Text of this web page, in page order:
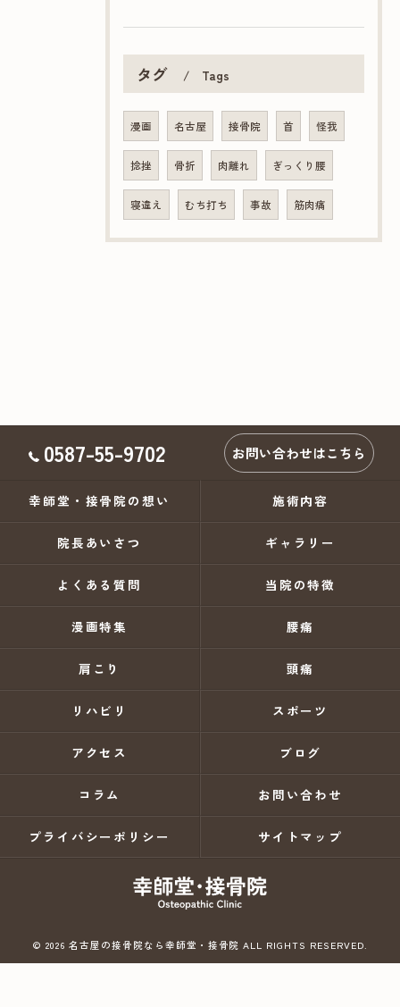
タグ Tags
漫画 名古屋 接骨院 首 怪我
捻挫 骨折 肉離れ ぎっくり腰
寝違え むち打ち 事故 筋肉痛
0587-55-9702 お問い合わせはこちら
幸師堂・接骨院の想い 施術内容
院長あいさつ ギャラリー
よくある質問 当院の特徴
漫画特集 腰痛
肩こり 頭痛
リハビリ スポーツ
アクセス ブログ
コラム お問い合わせ
プライバシーポリシー サイトマップ
© 2026 名古屋の接骨院なら幸師堂・接骨院 ALL RIGHTS RESERVED.